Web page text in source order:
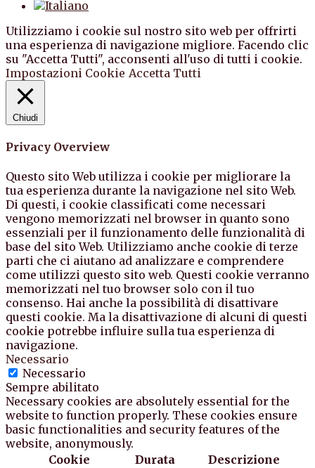
Utilizziamo i cookie sul nostro sito web per offrirti
una esperienza di navigazione migliore. Facendo clic
su "Accetta Tutti", acconsenti all'uso di tutti i cookie.
Impostazioni Cookie Accetta Tutti
Chiudi
Privacy Overview
Questo sito Web utilizza i cookie per migliorare la
tua esperienza durante la navigazione nel sito Web.
Di questi, i cookie classificati come necessari
vengono memorizzati nel browser in quanto sono
essenziali per il funzionamento delle funzionalità di
base del sito Web. Utilizziamo anche cookie di terze
parti che ci aiutano ad analizzare e comprendere
come utilizzi questo sito web. Questi cookie verranno
memorizzati nel tuo browser solo con il tuo
consenso. Hai anche la possibilità di disattivare
questi cookie. Ma la disattivazione di alcuni di questi
cookie potrebbe influire sulla tua esperienza di
navigazione.
Necessario
Necessario
Sempre abilitato
Necessary cookies are absolutely essential for the
website to function properly. These cookies ensure
basic functionalities and security features of the
website, anonymously.
Cookie
Durata Descrizione